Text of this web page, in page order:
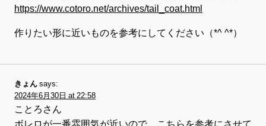
https://www.cotoro.net/archives/tail_coat.html
作りたい形に近いものを参考にしてください（*^ ^*）
きょん says:
2024年6月30日 at 22:58
ことろさん
ボレロが一番雰囲気が近いので、こちらを参考にさせて